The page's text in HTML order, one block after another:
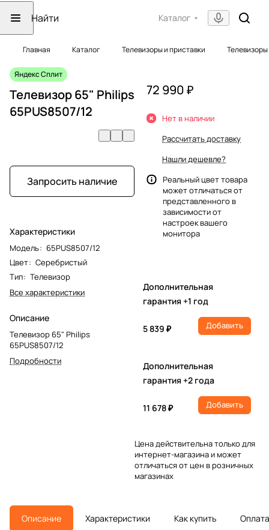
Каталог
Главная Каталог Телевизоры и приставки Телевизоры
Яндекс Сплит
Телевизор 65" Philips
65PUS8507/12
Запросить наличие
Характеристики
Модель: 65PUS8507/12
Цвет: Серебристый
Тип: Телевизор
Все характеристики
Описание
Телевизор 65" Philips
65PUS8507/12
Подробности
72 990 ₽
Нет в наличии
Рассчитать доставку
Нашли дешевле?
Реальный цвет товара
может отличаться от
представленного в
зависимости от
настроек вашего
монитора
Дополнительная
гарантия +1 год
5 839 ₽ Добавить
Дополнительная
гарантия +2 года
11 678 ₽ Добавить
Цена действительна только для
интернет-магазина и может
отличаться от цен в розничных
магазинах
Описание Характеристики Как купить Оплата